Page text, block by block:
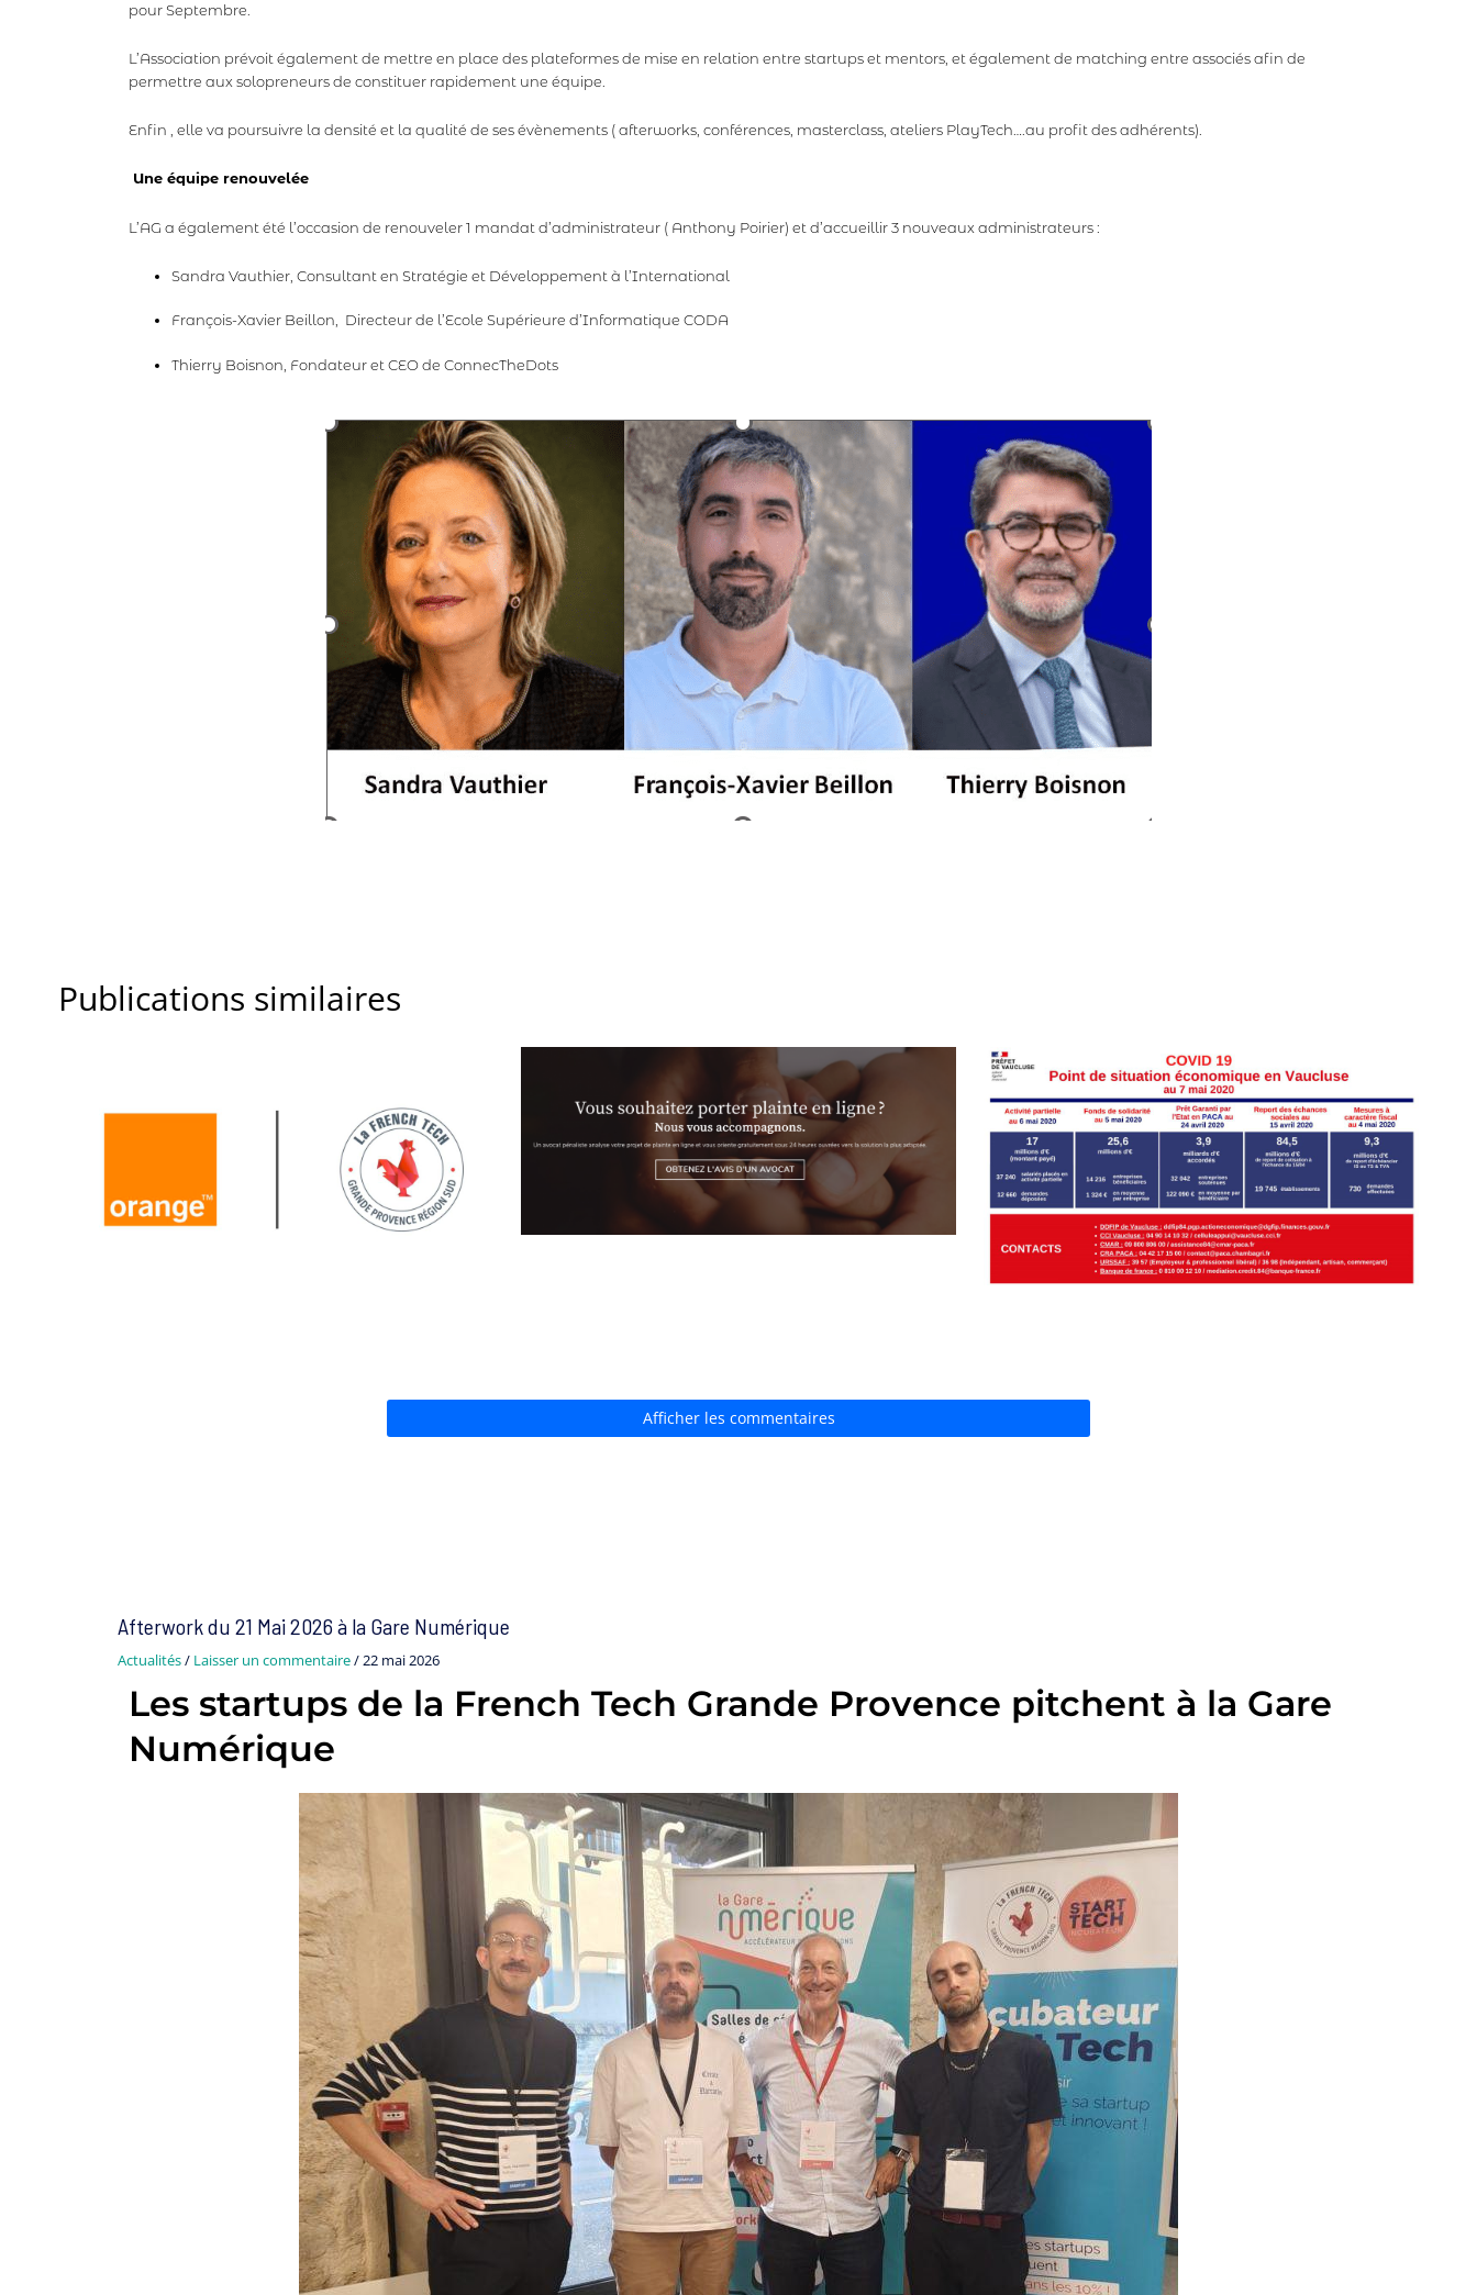
pour Septembre.
L’Association prévoit également de mettre en place des plateformes de mise en relation entre startups et mentors, et également de matching entre associés afin de
permettre aux solopreneurs de constituer rapidement une équipe.
Enfin , elle va poursuivre la densité et la qualité de ses évènements ( afterworks, conférences, masterclass, ateliers PlayTech….au profit des adhérents).
Une équipe renouvelée
L’AG a également été l’occasion de renouveler 1 mandat d’administrateur ( Anthony Poirier) et d’accueillir 3 nouveaux administrateurs :
Sandra Vauthier, Consultant en Stratégie et Développement à l’International
François-Xavier Beillon, Directeur de l’Ecole Supérieure d’Informatique CODA
Thierry Boisnon, Fondateur et CEO de ConnecTheDots
Publications similaires
Afficher les commentaires
Afterwork du 21 Mai 2026 à la Gare Numérique
Actualités/ Laisser un commentaire/22 mai 2026
Les startups de la French Tech Grande Provence pitchent à la Gare
Numérique